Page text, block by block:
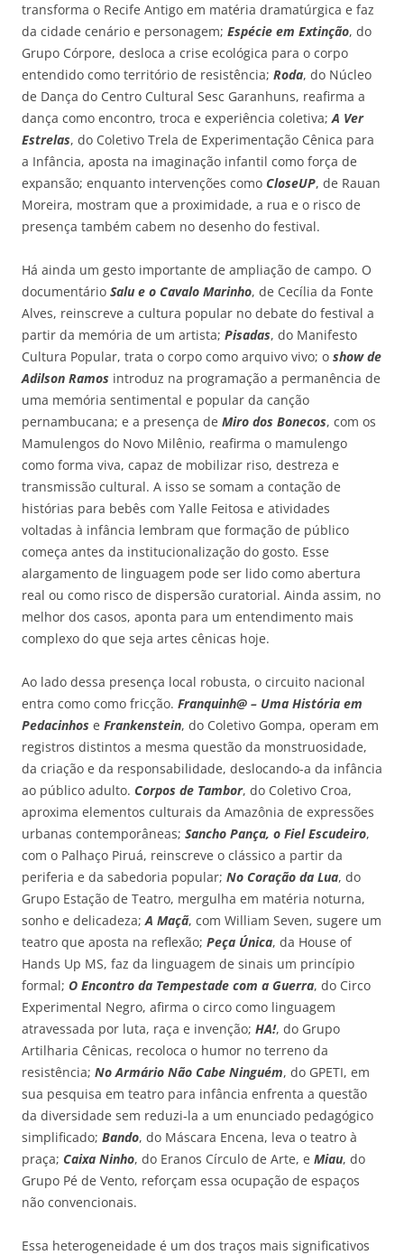
transforma o Recife Antigo em matéria dramatúrgica e faz
da cidade cenário e personagem; Espécie em Extinção, do
Grupo Córpore, desloca a crise ecológica para o corpo
entendido como território de resistência; Roda, do Núcleo
de Dança do Centro Cultural Sesc Garanhuns, reafirma a
dança como encontro, troca e experiência coletiva;A Ver
Estrelas, do Coletivo Trela de Experimentação Cênica para
a Infância, aposta na imaginação infantil como força de
expansão; enquanto intervenções como CloseUP, de Rauan
Moreira, mostram que a proximidade, a rua e o risco de
presença também cabem no desenho do festival.
Há ainda um gesto importante de ampliação de campo. O
documentário Salu e o Cavalo Marinho, de Cecília da Fonte
Alves, reinscreve a cultura popular no debate do festival a
partir da memória de um artista; Pisadas, do Manifesto
Cultura Popular, trata o corpo como arquivo vivo; o show de
Adilson Ramos introduz na programação a permanência de
uma memória sentimental e popular da canção
pernambucana; e a presença de Miro dos Bonecos, com os
Mamulengos do Novo Milênio, reafirma o mamulengo
como forma viva, capaz de mobilizar riso, destreza e
transmissão cultural. A isso se somam a contação de
histórias para bebês com Yalle Feitosa e atividades
voltadas à infância lembram que formação de público
começa antes da institucionalização do gosto. Esse
alargamento de linguagem pode ser lido como abertura
real ou como risco de dispersão curatorial. Ainda assim, no
melhor dos casos, aponta para um entendimento mais
complexo do que seja artes cênicas hoje.
Ao lado dessa presença local robusta, o circuito nacional
entra como como fricção. Franquinh@ – Uma História em
Pedacinhos e Frankenstein, do Coletivo Gompa, operam em
registros distintos a mesma questão da monstruosidade,
da criação e da responsabilidade, deslocando-a da infância
ao público adulto. Corpos de Tambor, do Coletivo Croa,
aproxima elementos culturais da Amazônia de expressões
urbanas contemporâneas; Sancho Pança, o Fiel Escudeiro,
com o Palhaço Piruá, reinscreve o clássico a partir da
periferia e da sabedoria popular; No Coração da Lua, do
Grupo Estação de Teatro, mergulha em matéria noturna,
sonho e delicadeza;A Maçã, com William Seven, sugere um
teatro que aposta na reflexão; Peça Única, da House of
Hands Up MS, faz da linguagem de sinais um princípio
formal; O Encontro da Tempestade com a Guerra, do Circo
Experimental Negro, afirma o circo como linguagem
atravessada por luta, raça e invenção; HA!, do Grupo
Artilharia Cênicas, recoloca o humor no terreno da
resistência; No Armário Não Cabe Ninguém, do GPETI, em
sua pesquisa em teatro para infância enfrenta a questão
da diversidade sem reduzi-la a um enunciado pedagógico
simplificado; Bando, do Máscara Encena, leva o teatro à
praça; Caixa Ninho, do Eranos Círculo de Arte, e Miau, do
Grupo Pé de Vento, reforçam essa ocupação de espaços
não convencionais.
Essa heterogeneidade é um dos traços mais significativos